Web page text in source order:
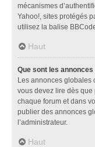
mécanismes
Yahoo!, sites protégés
utilisez la balise
Haut
Que sont les
Les annonces globales
vous devez lire dès
chaque forum et dans
publier des annonces
l’administrateur.
Haut